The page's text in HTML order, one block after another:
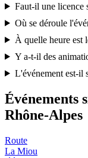
Faut-il une licence
Où se déroule
À quelle heure est
Y a-t-il des
L'événement est-il
Événements
Rhône-Alpes
Route
La Miou